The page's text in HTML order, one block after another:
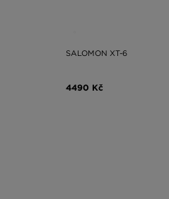
SALOMON XT-6
4490 Kč